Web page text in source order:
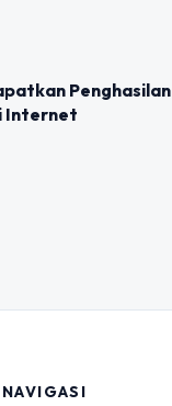
Penghasilan
Internet
NAVIGASI